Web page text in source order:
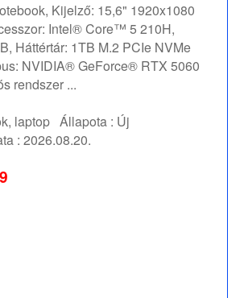
Kijelző: 15,6" 1920x1080
Intel® Core™ 5 210H,
Háttértár: 1TB M.2 PCIe NVMe
NVIDIA® GeForce® RTX 5060
rendszer ...
laptop Állapota : Új
:2026.08.20.